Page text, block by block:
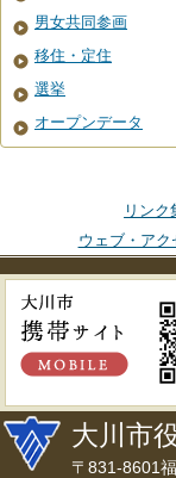
男女共同参画
移住・定住
選挙
オープンデータ
リンク
ウェブ・ア
大川市
〒831-8601